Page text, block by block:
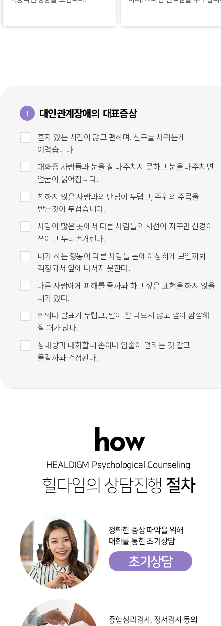
! 대인관계장애의 대표증상
혼자 있는 시간이 많고 편하며, 친구를 사귀는게
어렵습니다.
대화중 사람들과 눈을 잘 마주치지 못하고 눈을 마주치면
얼굴이 붉어집니다.
친하지 않은 사람과의 만남이 두렵고, 주위의 주목을
받는것이 무섭습니다.
사람이 많은 곳에서 다른 사람들의 시선이 자꾸만 신경이
쓰이고 두리번거린다.
내가 하는 행동이 다른 사람들 눈에 이상하게 보일까봐
걱정되서 앞에 나서지 못한다.
다른 사람에게 피해를 줄까봐 하고 싶은 표현을 하지 않을
때가 있다.
회의나 발표가 두렵고, 말이 잘 나오지 않고 앞이 깜깜해
질 때가 많다.
상대방과 대화할때 손이나 입술이 떨리는 것 같고
들킬까봐 걱정된다.
how
HEALDIGM Psychological Counseling
힐다임의 상담진행 절차
정확한 증상 파악을 위해
대화를 통한 초기상담
초기상담
종합심리검사, 정서검사 등의